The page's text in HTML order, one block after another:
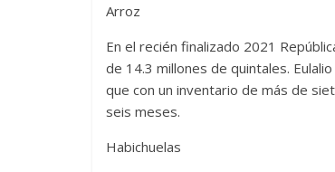
Arroz
En el recién finalizado 2021
de 14.3 millones de quintales.
que con un inventario de más de
seis meses.
Habichuelas